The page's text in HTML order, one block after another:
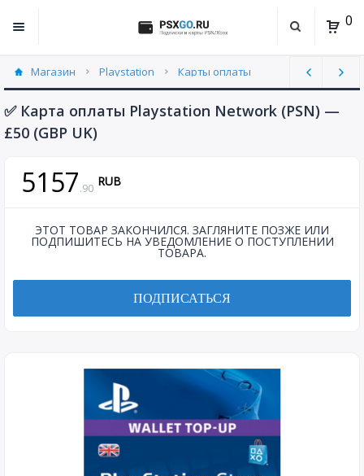
0
Магазин Playstation
Карты оплаты
United Kingdom (UK) (8)
✅ Карта оплаты Playstation Network (PSN) —
£50 (GBP UK)
5157.90 RUB
ЭТОТ ТОВАР ЗАКОНЧИЛСЯ. ЗАГЛЯНИТЕ ПОЗЖЕ ИЛИ
ПОДПИШИТЕСЬ НА УВЕДОМЛЕНИЕ О ПОСТУПЛЕНИИ
ТОВАРА.
ПОДПИСАТЬСЯ